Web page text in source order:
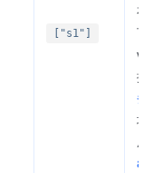
["s1"]
有
可
控
务
块